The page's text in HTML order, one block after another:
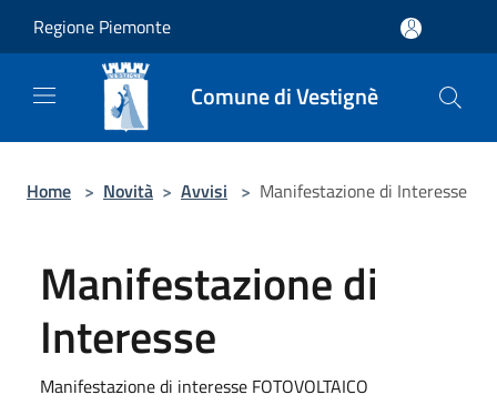
Regione Piemonte
Comune di Vestignè
Home > Novità > Avvisi > Manifestazione di Interesse
Manifestazione di
Interesse
Manifestazione di interesse FOTOVOLTAICO